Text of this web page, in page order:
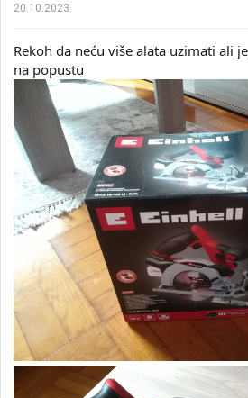
:
20.10.2023.
Rekoh da neću više alata uzimati ali
na popustu